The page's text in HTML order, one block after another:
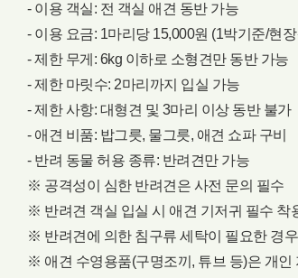
- 이용 객실: 전 객실 애견 동반 가능
- 이용 요금: 1마리당 15,000원 (1박기준/현
- 제한 무게: 6kg 이하로 소형견만 동반 가능
- 제한 마릿수: 2마리까지 입실 가능
- 제한 사항: 대형견 및 3마리 이상 동반 불가
- 애견 비품: 밥그릇, 물그릇, 애견 쇼파 구비
- 반려 동물 허용 종류: 반려견만 가능
※ 공격성이 심한 반려견은 사전 문의 필수
※ 반려견 객실 입실 시 애견 기저귀 필수 착
※ 반려견에 의한 침구류 세탁이 필요한 경
※ 애견 수영용품(구명조끼, 튜브 등)은 개인